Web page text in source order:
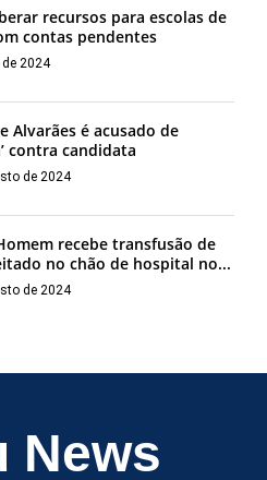
recursos para escolas de
contas pendentes
2024
Alvarães é acusado de
contra candidata
de 2024
recebe transfusão de
no chão de hospital no...
de 2024
News